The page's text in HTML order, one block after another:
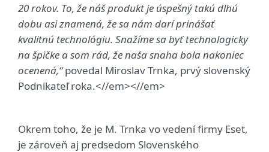
20 rokov. To, že náš produkt je úspešný takú dlhú
dobu asi znamená, že sa nám darí prinášať
kvalitnú technológiu. Snažíme sa byť technologicky
na špičke a som rád, že naša snaha bola nakoniec
ocenená,“povedal Miroslav Trnka, prvý slovenský
Podnikateľ roka.<//em><//em>
Okrem toho, že je M. Trnka vo vedení firmy Eset,
je zároveň aj predsedom Slovenského